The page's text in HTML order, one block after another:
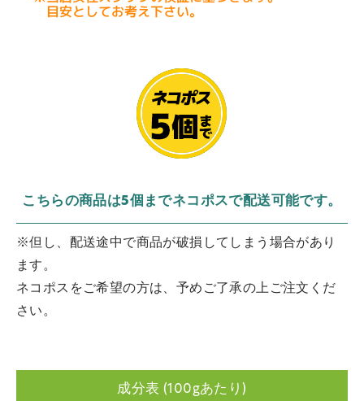
こちらの商品は5個までネコポスで配送可能です。
※但し、配送途中で商品が破損してしまう場合があり
ます。
ネコポスをご希望の方は、予めご了承の上ご注文くだ
さい。
成分表 (100gあたり)